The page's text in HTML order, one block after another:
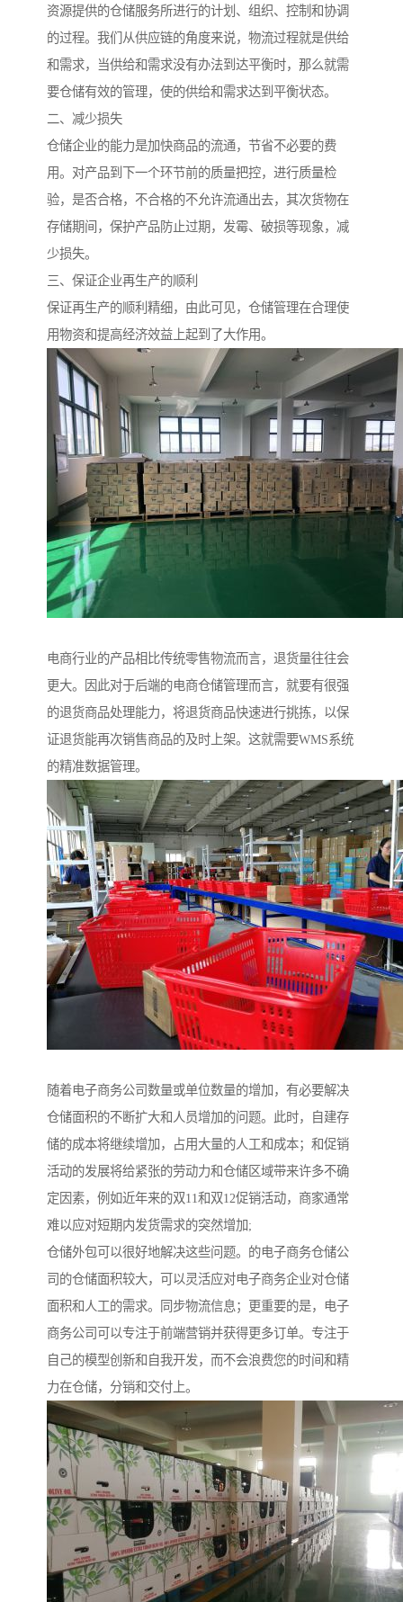
资源提供的仓储服务所进行的计划、组织、控制和协调
的过程。我们从供应链的角度来说，物流过程就是供给
和需求，当供给和需求没有办法到达平衡时，那么就需
要仓储有效的管理，使的供给和需求达到平衡状态。
二、减少损失
仓储企业的能力是加快商品的流通，节省不必要的费
用。对产品到下一个环节前的质量把控，进行质量检
验，是否合格，不合格的不允许流通出去，其次货物在
存储期间，保护产品防止过期，发霉、破损等现象，减
少损失。
三、保证企业再生产的顺利
保证再生产的顺利精细，由此可见，仓储管理在合理使
用物资和提高经济效益上起到了大作用。
电商行业的产品相比传统零售物流而言，退货量往往会
更大。因此对于后端的电商仓储管理而言，就要有很强
的退货商品处理能力，将退货商品快速进行挑拣，以保
证退货能再次销售商品的及时上架。这就需要WMS系统
的精准数据管理。
随着电子商务公司数量或单位数量的增加，有必要解决
仓储面积的不断扩大和人员增加的问题。此时，自建存
储的成本将继续增加，占用大量的人工和成本；和促销
活动的发展将给紧张的劳动力和仓储区域带来许多不确
定因素，例如近年来的双11和双12促销活动，商家通常
难以应对短期内发货需求的突然增加;
仓储外包可以很好地解决这些问题。的电子商务仓储公
司的仓储面积较大，可以灵活应对电子商务企业对仓储
面积和人工的需求。同步物流信息；更重要的是，电子
商务公司可以专注于前端营销并获得更多订单。专注于
自己的模型创新和自我开发，而不会浪费您的时间和精
力在仓储，分销和交付上。